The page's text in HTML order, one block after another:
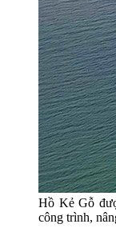
Hồ Kẻ Gỗ
công trình,